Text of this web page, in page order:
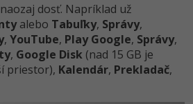
dosť. Napríklad už
alebo Tabuľky, Správy,
, YouTube, Play Google, Správy,
, Google Disk (nad 15 GB je
priestor), Kalendár, Prekladač,